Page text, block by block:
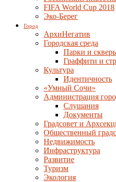
FIFA World Cup 2018
Эко-Берег
Город
АрхиНегатив
Городская среда
Парки и
Граффити и
Культура
Идентичность
«Умный Сочи»
Администрация
Слушания
Документы
Градсовет и
Общественный
Недвижимость
Инфраструктура
Развитие
Туризм
Экология